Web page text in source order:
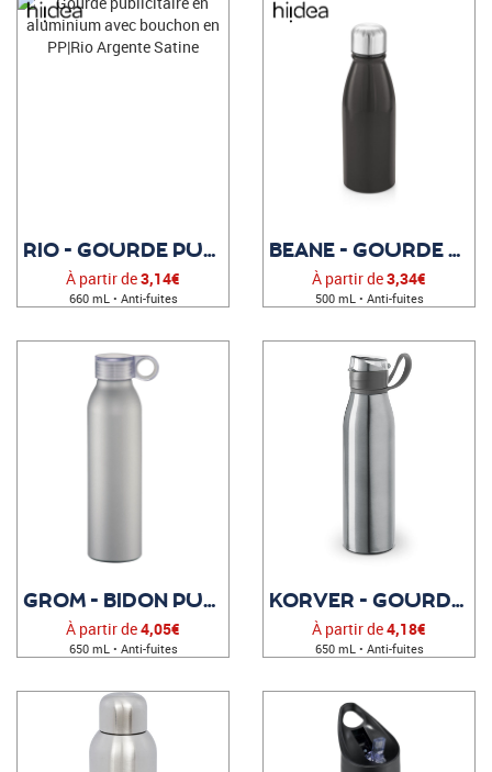
RIO - GOURDE PUBLICITAIRE
À partir de3,14€
660 mL • Anti-fuites
BEANE - GOURDE PERSONNALISÉE
À partir de3,34€
500 mL • Anti-fuites
GROM - BIDON PUBLICITAIRE
À partir de4,05€
650 mL • Anti-fuites
KORVER - GOURDE PUBLICITAIRE
À partir de4,18€
650 mL • Anti-fuites